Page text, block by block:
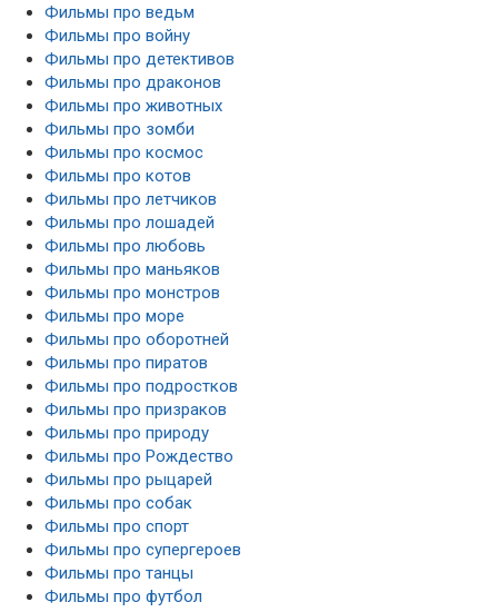
Фильмы про ведьм
Фильмы про войну
Фильмы про детективов
Фильмы про драконов
Фильмы про животных
Фильмы про зомби
Фильмы про космос
Фильмы про котов
Фильмы про летчиков
Фильмы про лошадей
Фильмы про любовь
Фильмы про маньяков
Фильмы про монстров
Фильмы про море
Фильмы про оборотней
Фильмы про пиратов
Фильмы про подростков
Фильмы про призраков
Фильмы про природу
Фильмы про Рождество
Фильмы про рыцарей
Фильмы про собак
Фильмы про спорт
Фильмы про супергероев
Фильмы про танцы
Фильмы про футбол